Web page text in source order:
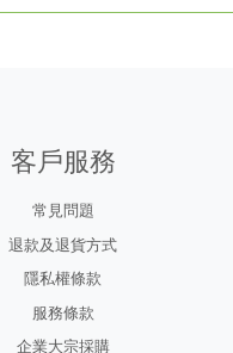
客戶服務
常見問題
退款及退貨方式
隱私權條款
服務條款
企業大宗採購